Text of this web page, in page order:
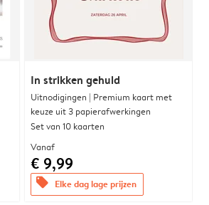
In strikken gehuld
Uitnodigingen | Premium kaart met
keuze uit 3 papierafwerkingen
Set van 10 kaarten
Vanaf
€ 9,99
offers Elke dag lage prijzen